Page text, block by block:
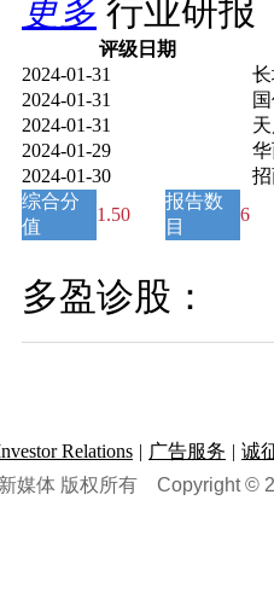
更多 行业研报
评级日期
2024-01-31
2024-01-31
2024-01-31
2024-01-29
2024-01-30
综合分
值
1.50
报告数
目
6
多盈诊股：
Relations | 广告服务 | 诚
媒体 版权所有 Copyright ©